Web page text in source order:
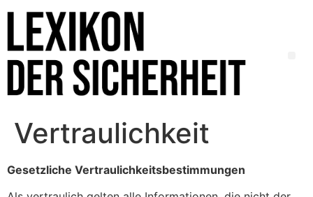
Vertraulichkeit
Gesetzliche Vertraulichkeitsbestimmungen